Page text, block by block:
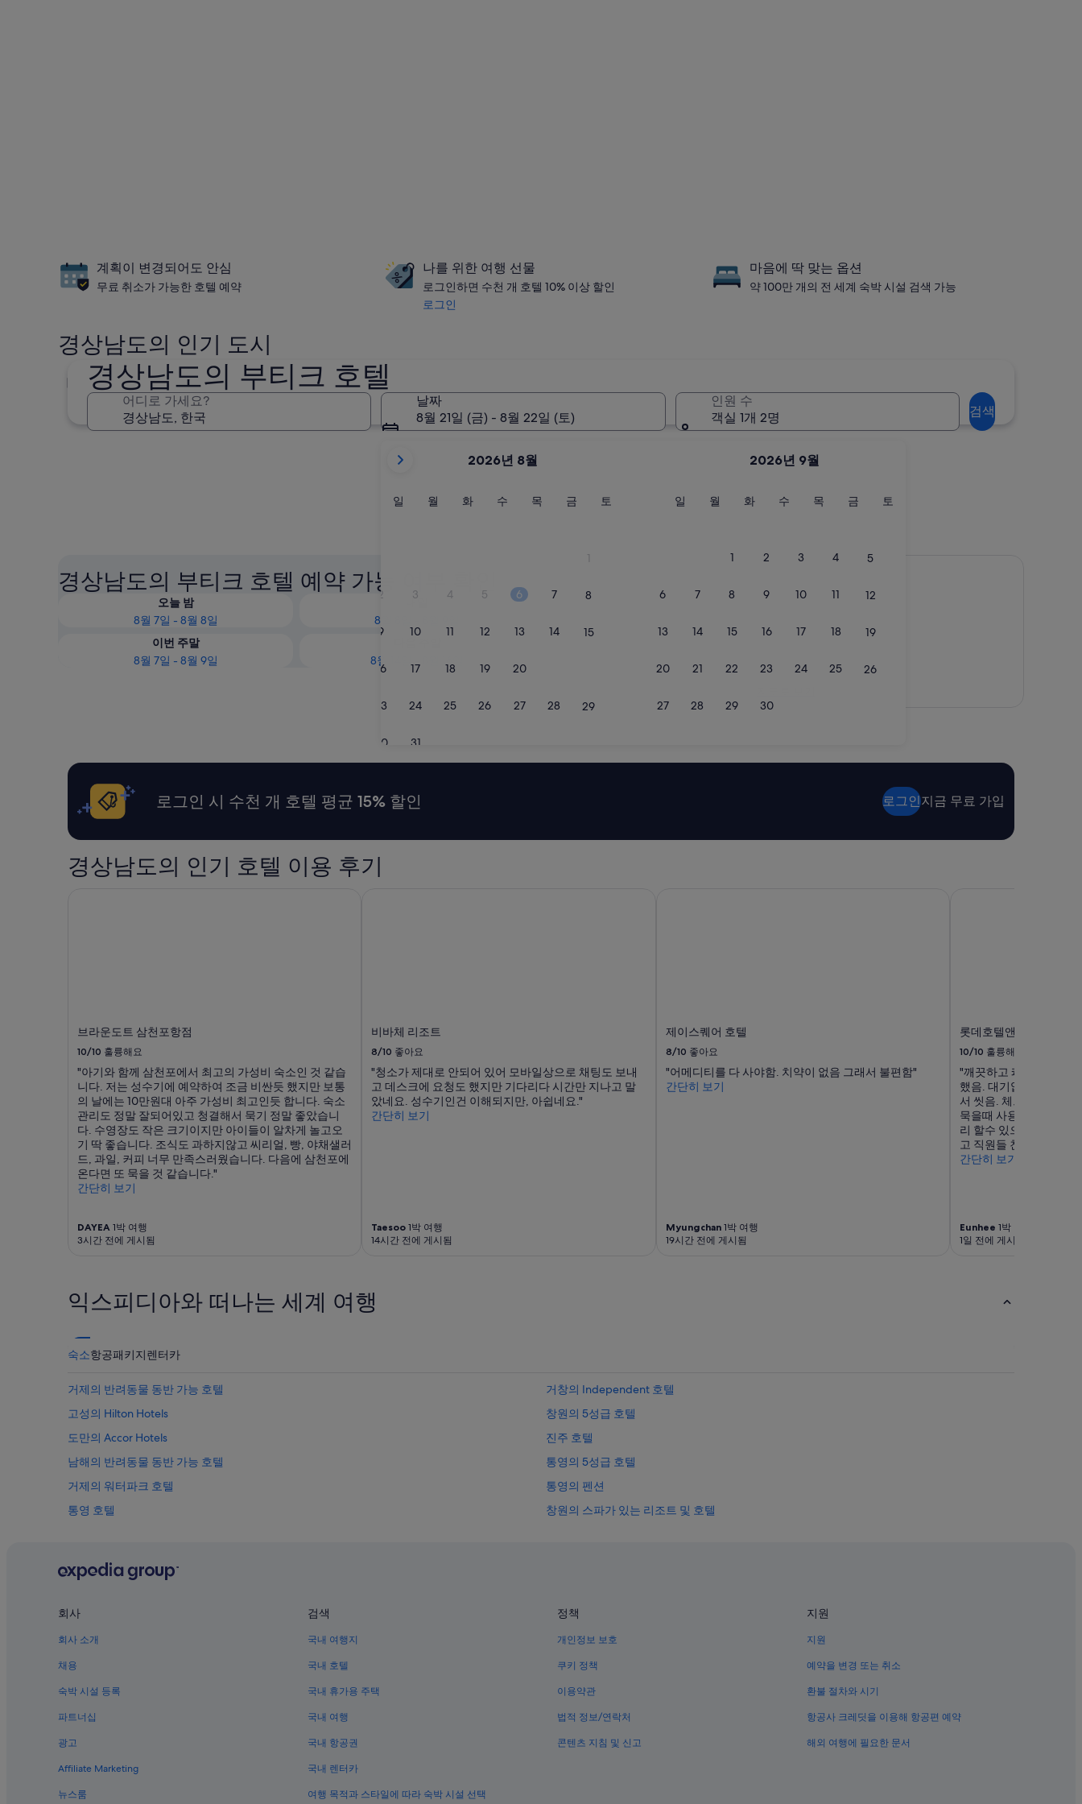
경상남도의 부티크 호텔
어디로 가세요?
날짜
8월 21일 (금) - 8월 22일 (토)
August
표
고
있
습
다.
2026년 8월
일 월 화화
수수
목목
금금
토
1
2 3 4 5 6 7 8
9 10 11 12 13 14 15
16 17 18 19 20
23 24 25 26 27 28 29
30 31
2026년 9월
일 월 화화
수수
목목
금금
토
1
2 3 4 5
6 7 8 9 10 11 12
13 14 15 16 17 18 19
20 21 22 23 24 25 26
27 28 29 30
인원 수
객실 1개 2명
검색
계획이 변경되어도 안심
무료 취소가 가능한 호텔 예약
나를 위한 여행 선물
로그인하면 수천 개 호텔 10% 이상 할인
로그인
마음에 딱 맞는 옵션
약 100만 개의 전 세계 숙박 시설 검색 가능
경상남도의 인기 도시
거제 창원
경상남도의 부티크 호텔 예약 가능 여부 확인
오늘 밤
8월 7일 - 8월 8일
내일
8월 8일 - 8월 9일
이번 주말
8월 7일 - 8월 9일
8월 14일 - 8월 16일
로그인 시 수천 개 호텔 평균 15% 할인 로그인지금 무료 가입
경상남도의 인기 호텔 이용 후기
브라운도트 삼천포항점
10/10 훌륭해요
"아기와 함께 삼천포에서 최고의 가성비 숙소인 것 같습
니다. 저는 성수기에 예약하여 조금 비싼듯 했지만 보통
의 날에는 10만원대 아주 가성비 최고인듯 합니다. 숙소
관리도 정말 잘되어있고 청결해서 묵기 정말 좋았습니
다. 수영장도 작은 크기이지만 아이들이 알차게 놀고오
기 딱 좋습니다. 조식도 과하지않고 씨리얼, 빵, 야채샐러
드, 과일, 커피 너무 만족스러웠습니다. 다음에 삼천포에
온다면 또 묵을 것 같습니다."
간단히 보기
DAYEA 1박 여행
3시간 전에 게시됨
비바체 리조트
8/10 좋아요
"청소가 제대로 안되어 있어 모바일상으로 채팅도 보내
고 데스크에 요청도 했지만 기다리다 시간만 지나고 말
았네요. 성수기인건 이해되지만, 아쉽네요."
간단히 보기
Taesoo 1박 여행
14시간 전에 게시됨
제이스퀘어 호텔
8/10 좋아요
"어메디티를 다 사야함. 치약이 없음 그래서 불편함"
간단히 보기
Myungchan1박 여행
19시간 전에 게시됨
롯데호텔앤리조트 김해
10/10 훌륭해요
"깨끗하고 쾌적함. 워터
했음. 대기없이 수영복
서 씻음. 체크아웃 하는
묵을때 사용하면 편리함
리 할수 있으나 우린 딜
고 직원들 친절함. 내년
간단히 보기
Eunhee 1박 여행
1일 전에 게시됨
익스피디아와 떠나는 세계 여행
숙소항공패키지렌터카
거제의 반려동물 동반 가능 호텔
거창의 Independent 호텔
고성의 Hilton Hotels
창원의 5성급 호텔
도만의 Accor Hotels
진주 호텔
남해의 반려동물 동반 가능 호텔
통영의 5성급 호텔
거제의 워터파크 호텔
통영의 펜션
통영 호텔
창원의 스파가 있는 리조트 및 호텔
밀양의 펜션
창원의 수영장이 있는 호텔
진주의 아침 식사 제공 호텔
김해의 스파가 있는 리조트 및 호텔
남해의 Hilton Hotels
사천의 비즈니스 호텔
김해의 사우나가 있는 호텔
회사
회사 소개
채용
숙박 시설 등록
파트너십
광고
Affiliate Marketing
뉴스룸
검색
국내 여행지
국내 호텔
국내 휴가용 주택
국내 여행
국내 항공권
국내 렌터카
여행 목적과 스타일에 따라 숙박 시설 선택
정책
개인정보 보호
쿠키 정책
이용약관
법적 정보/연락처
콘텐츠 지침 및 신고
지원
지원
예약을 변경 또는 취소
환불 절차와 시기
항공사 크레딧을 이용해 항공편 예약
해외 여행에 필요한 문서